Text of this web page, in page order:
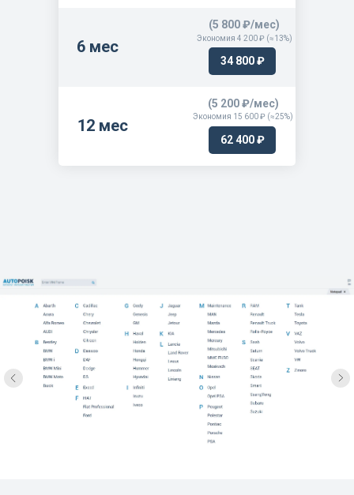
ГАЗ-331061 Валдай
Газель - Next ГАЗ-А3ВR23
Газель - Next ГАЗ-А62R35
Газель - Next ГАЗ-А62R36
Газель - Next ГАЗ-А63R43
Газель - Next ГАЗ-А65R23
Газель - Next ГАЗ-А65R25
(5 200 ₽/мес)
Экономия 15 600 ₽ (≈25%)
62 400 ₽
34 800 ₽
Экономия 4 200 ₽ (≈13%)
(5 800 ₽/мес)
12 мес
6 мес